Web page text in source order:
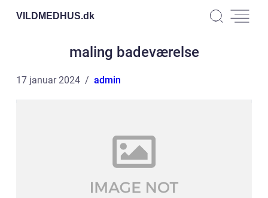
VILDMEDHUS.dk
maling badeværelse
17 januar 2024 admin